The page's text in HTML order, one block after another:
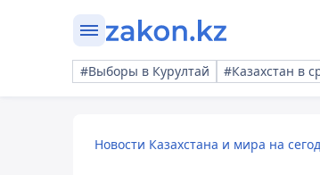
#Выборы в Курултай #Казахстан в
Новости Казахстана и мира на